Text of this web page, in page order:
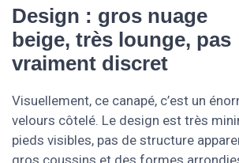
Design : gros nuage
beige, très lounge, pas
vraiment discret
Visuellement, ce canapé, c’est un
velours côtelé. Le design est très
pieds visibles, pas de structure